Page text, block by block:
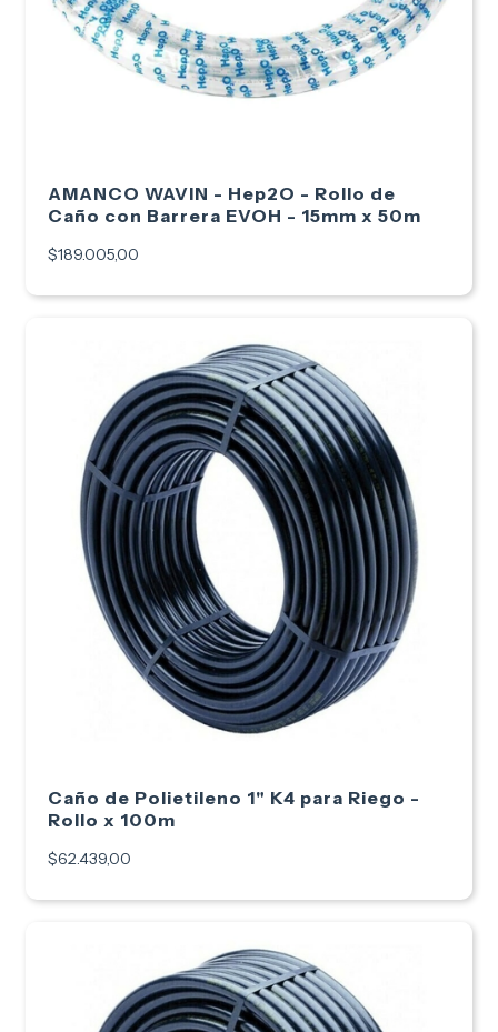
AMANCO WAVIN - Hep2O - Rollo de
Caño con Barrera EVOH - 15mm x 50m
$189.005,00
Caño de Polietileno 1" K4 para Riego -
Rollo x 100m
$62.439,00